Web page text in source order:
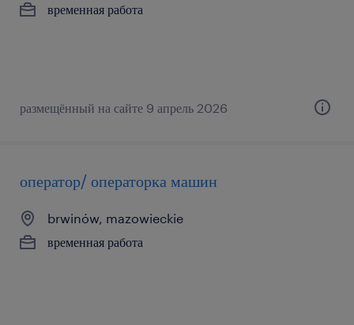
временная работа
размещённый на сайте 9 апрель 2026
оператор/ операторка машин
brwinów, mazowieckie
временная работа